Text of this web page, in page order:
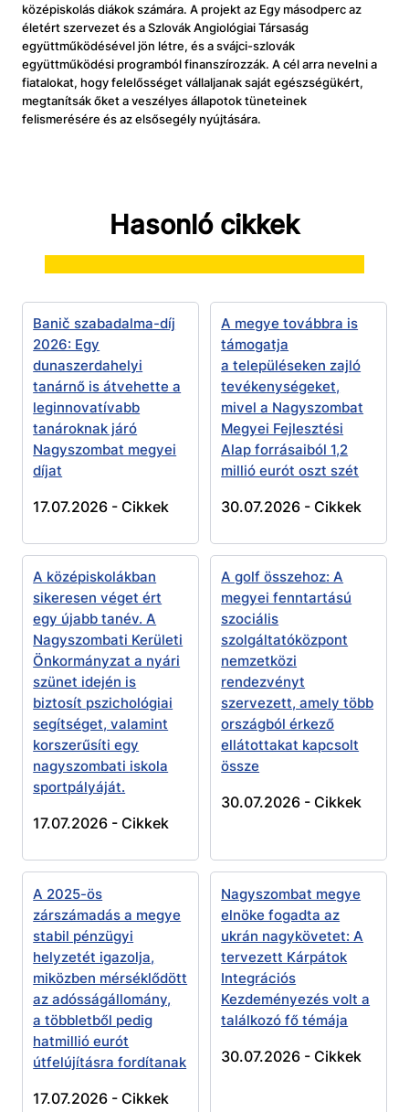
középiskolás diákok számára. A projekt az Egy másodperc az
életért szervezet és a Szlovák Angiológiai Társaság
együttműködésével jön létre, és a svájci-szlovák
együttműködési programból finanszírozzák. A cél arra nevelni a
fiatalokat, hogy felelősséget vállaljanak saját egészségükért,
megtanítsák őket a veszélyes állapotok tüneteinek
felismerésére és az elsősegély nyújtására.
Hasonló cikkek
Banič szabadalma-díj
2026: Egy
dunaszerdahelyi
tanárnő is átvehette a
leginnovatívabb
tanároknak járó
Nagyszombat megyei
díjat
17.07.2026 - Cikkek
A megye továbbra is
támogatja
a településeken zajló
tevékenységeket,
mivel a Nagyszombat
Megyei Fejlesztési
Alap forrásaiból 1,2
millió eurót oszt szét
30.07.2026 - Cikkek
A középiskolákban
sikeresen véget ért
egy újabb tanév. A
Nagyszombati Kerületi
Önkormányzat a nyári
szünet idején is
biztosít pszichológiai
segítséget, valamint
korszerűsíti egy
nagyszombati iskola
sportpályáját.
17.07.2026 - Cikkek
A golf összehoz: A
megyei fenntartású
szociális
szolgáltatóközpont
nemzetközi
rendezvényt
szervezett, amely több
országból érkező
ellátottakat kapcsolt
össze
30.07.2026 - Cikkek
A 2025-ös
zárszámadás a megye
stabil pénzügyi
helyzetét igazolja,
miközben mérséklődött
az adósságállomány,
a többletből pedig
hatmillió eurót
útfelújításra fordítanak
17.07.2026 - Cikkek
Nagyszombat megye
elnöke fogadta az
ukrán nagykövetet: A
tervezett Kárpátok
Integrációs
Kezdeményezés volt a
találkozó fő témája
30.07.2026 - Cikkek